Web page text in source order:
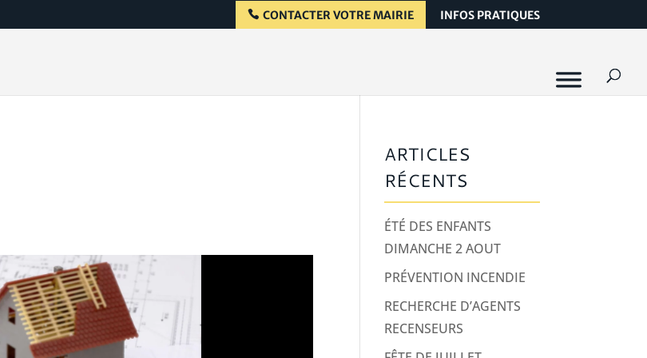
CONTACTER VOTRE MAIRIE INFOS PRATIQUES
ARTICLES
RÉCENTS
ÉTÉ DES ENFANTS
DIMANCHE 2 AOUT
PRÉVENTION INCENDIE
RECHERCHE D’AGENTS
RECENSEURS